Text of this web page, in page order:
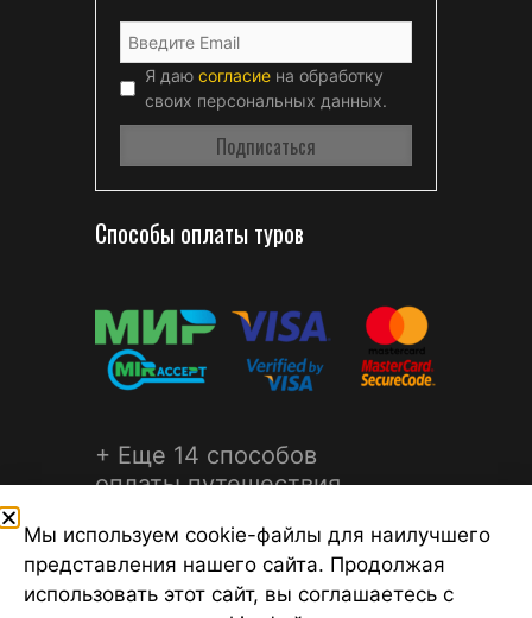
Я даю согласие на обработку
своих персональных данных.
Способы оплаты туров
+ Еще 14 способов
оплаты путешествия
Мы используем cookie-файлы для наилучшего
представления нашего сайта. Продолжая
использовать этот сайт, вы соглашаетесь с